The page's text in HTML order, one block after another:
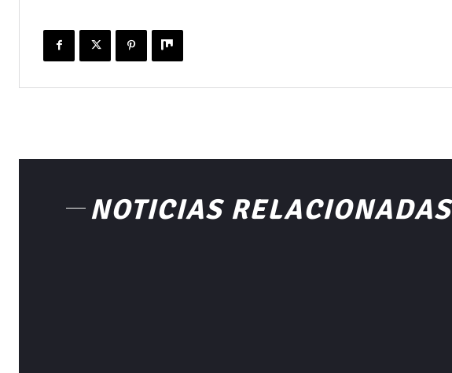
NOTICIAS RELACIONADAS